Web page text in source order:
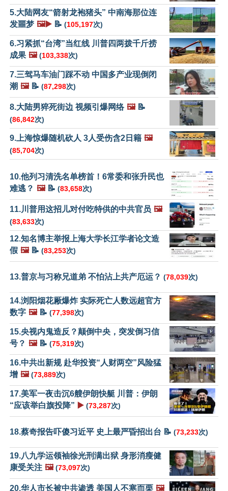
5.大陆网友“箭射龙袍猪头” 中南海那位连
发噩梦 🖼️▶️ 📝 (105,197次)
6.习紧抓“台湾”当红线 川普四两拨千斤捞
成果 🖼️ (103,338次)
7.三驾马车油门踩不动 中国多产业现倒闭
潮 🖼️📝 (87,298次)
8.大陆男猝死街边 视频引爆网络 🖼️📝
(86,842次)
9.上海惊爆随机砍人 3人受伤含2日籍 🖼️
(85,704次)
10.他列习清洗名单榜首！6常委和张升民也
难逃？ 🖼️📝 (83,658次)
11.川普用这招儿对付吃特供的中共官员 🖼️
(83,633次)
12.知名博主举报上海大学长江学者论文造
假 🖼️📝 (83,253次)
13.普京与习称兄道弟 不怕沾上共产厄运？ (78,039次)
14.浏阳烟花厰爆炸 实际死亡人数远超官方
数字 🖼️📝 (77,398次)
15.央视内鬼造反？颠倒中央，突发倒习信
号？ 🖼️📝 (75,319次)
16.中共出新规 赴华投资“人财两空”风险猛
增 🖼️ (73,889次)
17.美军一夜击沉6艘伊朗快艇 川普：伊朗
“应该举白旗投降” ▶️ (73,287次)
18.蔡奇报告吓傻习近平 史上最严昏招出台 📝 (73,233次)
19.八九学运领袖徐光刑满出狱 身形消瘦健
康受关注 🖼️ (73,097次)
20.华人市长被中共渗透 美国人不寒而栗 🖼️